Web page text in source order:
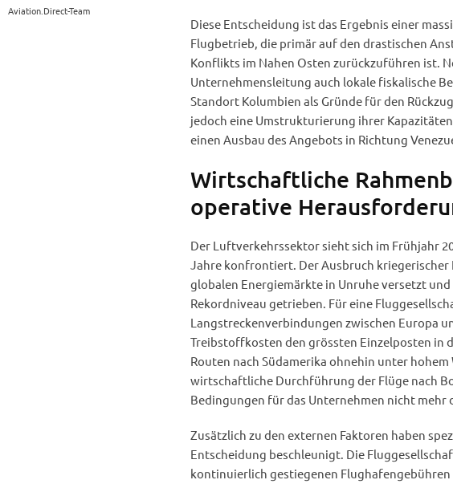
Aviation.Direct-Team
Diese Entscheidung ist das Ergebnis einer
Flugbetrieb, die primär auf den drastischen
Konflikts im Nahen Osten zurückzuführen ist.
Unternehmensleitung auch lokale fiskalische
Standort Kolumbien als Gründe für den
jedoch eine Umstrukturierung ihrer
einen Ausbau des Angebots in Richtung
Wirtschaftliche
operative
Der Luftverkehrssektor sieht sich im Frühjahr
Jahre konfrontiert. Der Ausbruch
globalen Energiemärkte in Unruhe versetzt
Rekordniveau getrieben. Für eine
Langstreckenverbindungen zwischen Europa
Treibstoffkosten den grössten Einzelposten in
Routen nach Südamerika ohnehin unter
wirtschaftliche Durchführung der Flüge nach
Bedingungen für das Unternehmen nicht mehr
Zusätzlich zu den externen Faktoren haben
Entscheidung beschleunigt. Die
kontinuierlich gestiegenen